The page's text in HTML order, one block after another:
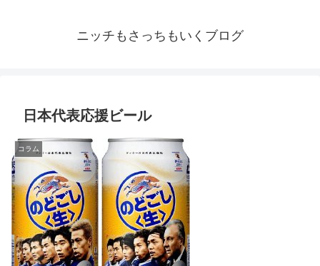
ニッチもさっちもいくブログ
日本代表応援ビール
コラム